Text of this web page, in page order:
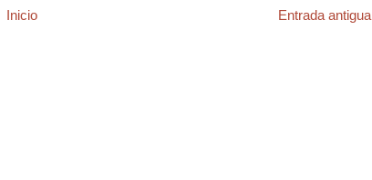
Entrada antigua
Inicio